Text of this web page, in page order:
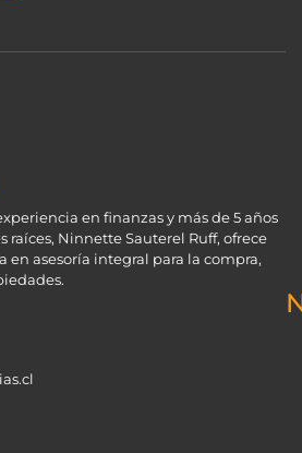
en finanzas y más de 5 años
raíces, Ninnette Sauterel Ruff, ofrece
en asesoría integral para la compra,